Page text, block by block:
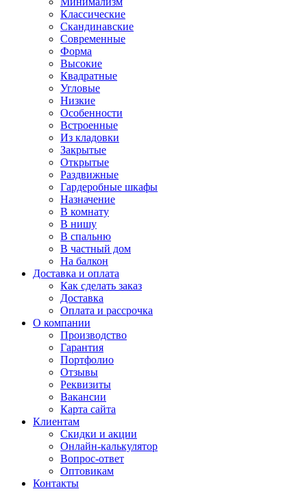
Классические
Скандинавские
Современные
Форма
Высокие
Квадратные
Угловые
Низкие
Особенности
Встроенные
Из кладовки
Закрытые
Открытые
Раздвижные
Гардеробные шкафы
Назначение
В комнату
В нишу
В спальню
В частный дом
На балкон
Доставка и оплата
Как сделать заказ
Доставка
Оплата и рассрочка
О компании
Производство
Гарантия
Портфолио
Отзывы
Реквизиты
Вакансии
Карта сайта
Клиентам
Скидки и акции
Онлайн-калькулятор
Вопрос-ответ
Оптовикам
Контакты